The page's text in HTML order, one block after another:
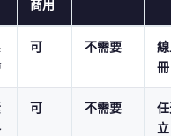
商用
可 不需要
線
冊
可 不需要
任
立